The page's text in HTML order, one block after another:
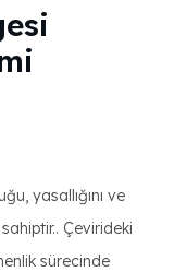
yasallığını ve
Çevirideki
sürecinde